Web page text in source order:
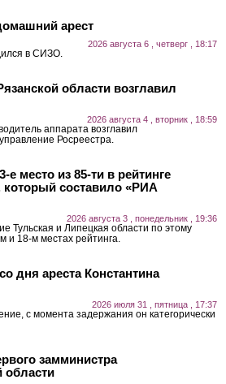
арест
2026 августа 6 , четверг , 18:17
в СИЗО.
области возглавил
2026 августа 4 , вторник , 18:59
аппарата возглавил
Росреестра.
е место из 85-ти в рейтинге
который составило «РИА
2026 августа 3 , понедельник , 19:36
Тульская и Липецкая области по этому
и 18-м местах рейтинга.
дня ареста Константина
2026 июля 31 , пятница , 17:37
с момента задержания он категорически
замминистра
области